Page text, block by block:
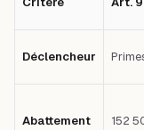
Déclencheur
Abattement 152